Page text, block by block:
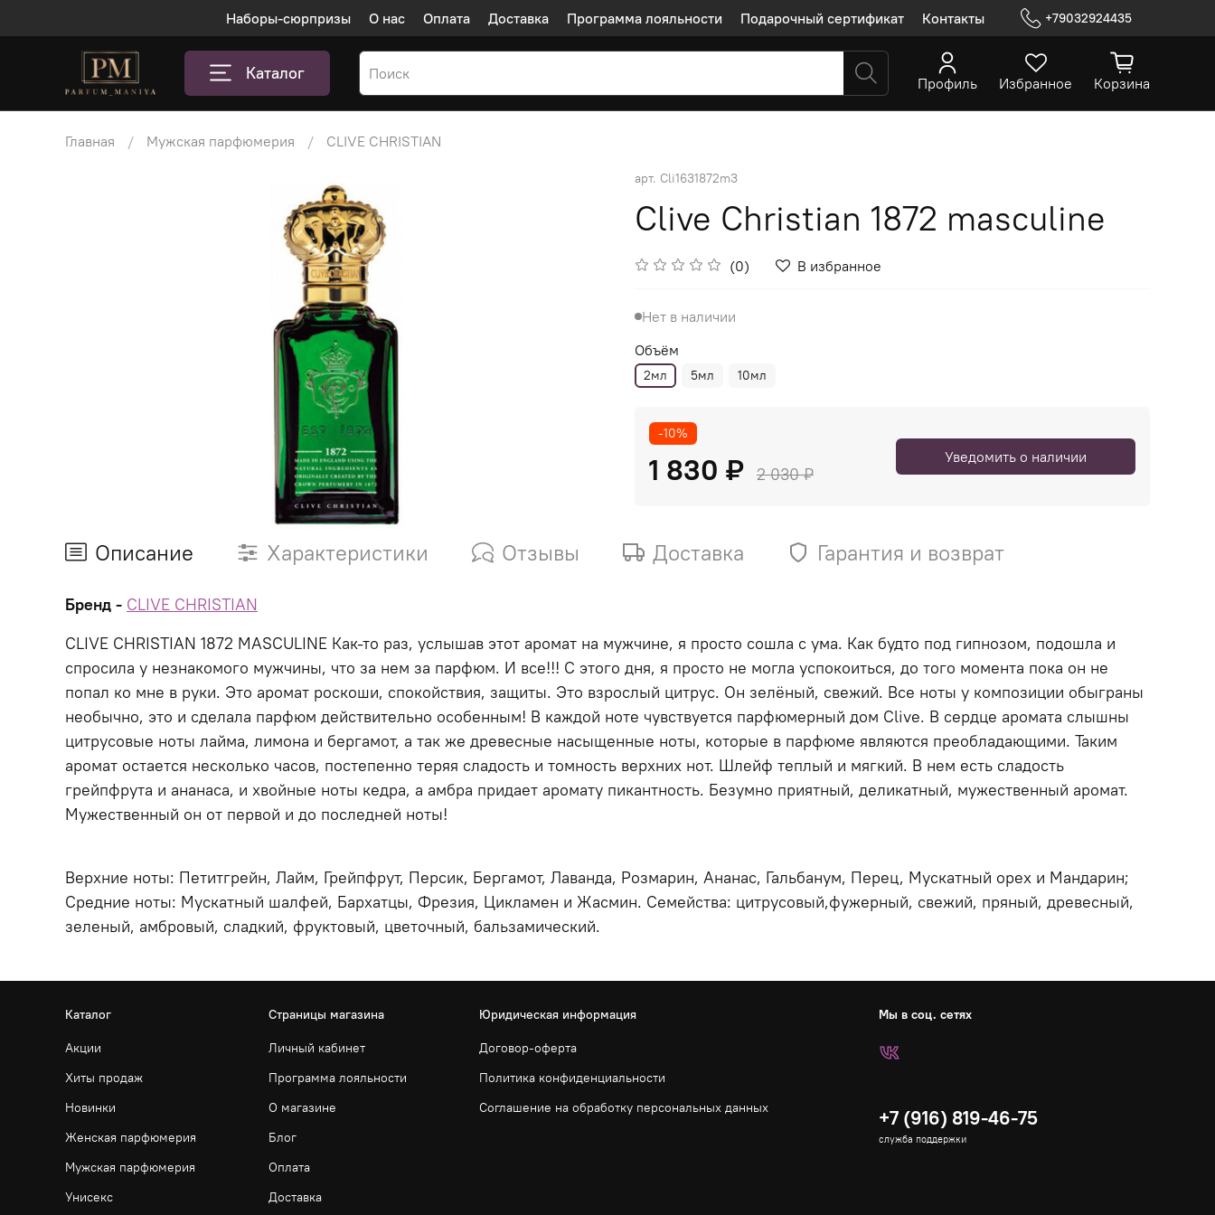
Наборы-сюрпризы О нас Оплата Доставка Программа лояльности Подарочный сертификат Контакты +79032924435
Каталог Профиль Избранное Корзина
Главная Мужская парфюмерия CLIVE CHRISTIAN
арт. Cli1631872m3
Clive Christian 1872 masculine
(0) В избранное
Нет в наличии
Объём
2мл 5мл 10мл
-10%
1 830 ₽ 2 030 ₽
Уведомить о наличии
Описание Характеристики Отзывы Доставка Гарантия и возврат
Бренд - CLIVE CHRISTIAN
CLIVE CHRISTIAN 1872 MASCULINE Как-то раз, услышав этот аромат на мужчине, я просто сошла с ума. Как будто под гипнозом, подошла и
спросила у незнакомого мужчины, что за нем за парфюм. И все!!! С этого дня, я просто не могла успокоиться, до того момента пока он не
попал ко мне в руки. Это аромат роскоши, спокойствия, защиты. Это взрослый цитрус. Он зелёный, свежий. Все ноты у композиции обыграны
необычно, это и сделала парфюм действительно особенным! В каждой ноте чувствуется парфюмерный дом Clive. В сердце аромата слышны
цитрусовые ноты лайма, лимона и бергамот, а так же древесные насыщенные ноты, которые в парфюме являются преобладающими. Таким
аромат остается несколько часов, постепенно теряя сладость и томность верхних нот. Шлейф теплый и мягкий. В нем есть сладость
грейпфрута и ананаса, и хвойные ноты кедра, а амбра придает аромату пикантность. Безумно приятный, деликатный, мужественный аромат.
Мужественный он от первой и до последней ноты!
Верхние ноты: Петитгрейн, Лайм, Грейпфрут, Персик, Бергамот, Лаванда, Розмарин, Ананас, Гальбанум, Перец, Мускатный орех и Мандарин;
Средние ноты: Мускатный шалфей, Бархатцы, Фрезия, Цикламен и Жасмин. Семейства: цитрусовый,фужерный, свежий, пряный, древесный,
зеленый, амбровый, сладкий, фруктовый, цветочный, бальзамический.
Каталог
Акции
Хиты продаж
Новинки
Женская парфюмерия
Мужская парфюмерия
Унисекс
Страницы магазина
Личный кабинет
Программа лояльности
О магазине
Блог
Оплата
Доставка
Юридическая информация
Договор-оферта
Политика конфиденциальности
Соглашение на обработку персональных данных
Мы в соц. сетях
+7 (916) 819-46-75
служба поддержки